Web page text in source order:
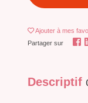
Ajouter à mes
Partager sur
Descriptif